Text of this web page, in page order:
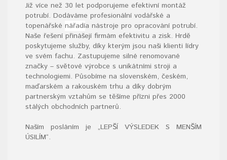
Již více než 30 let podporujeme efektivní montáž
potrubí. Dodáváme profesionální vodářské a
topenářské nářadía nástroje pro opracování potrubí.
Naše řešení přinášejí firmám efektivitu a zisk. Hrdě
poskytujeme služby, díky kterým jsou naši klienti lídry
ve svém fachu. Zastupujeme silné renomované
značky – světové výrobce s unikátními stroji a
technologiemi. Působíme na slovenském, českém,
maďarském a rakouském trhu a díky dobrým
partnerským vztahům se těšíme přízni přes 2000
stálých obchodních partnerů.
Naším posláním je „LEPŠÍ VÝSLEDEK S MENŠÍM
ÚSILÍM“.